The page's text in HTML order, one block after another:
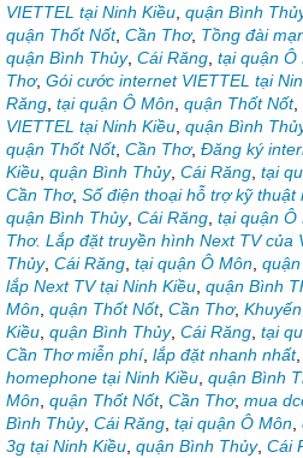
VIETTEL tại Ninh Kiều quận Bình
quận Thốt Nốt, Cần Thơ, Tồng đài
quận Bình Thủy, Cái Răng tại quận Ô
Thơ, Gói cước internet VIETTEL tại
Răng tại quận Ô Môn quận Thốt Nốt,
VIETTEL tại Ninh Kiều quận Bình
quận Thốt Nốt, Cần Thơ, Đăng ký
Kiều quận Bình Thủy, Cái Răng tại
Cần Thơ, Số điện thoại hỗ trợ kỹ thuật
quận Bình Thủy, Cái Răng tại quận Ô
Thơ. Lắp đặt truyền hình Next TV của
Thủy, Cái Răng tại quận Ô Môn
lắp Next TV tại Ninh Kiều quận Bình
Môn quận Thốt Nốt, Cần Thơ,
Kiều quận Bình Thủy, Cái Răng tại
Cần Thơ miễn phí, lắp đặt nhanh nhất,
homephone tại Ninh Kiều quận Bình
Môn quận Thốt Nốt, Cần Thơ, mua
Bình Thủy, Cái Răng tại quận Ô Môn
3g tại Ninh Kiều quận Bình Thủy, Cái